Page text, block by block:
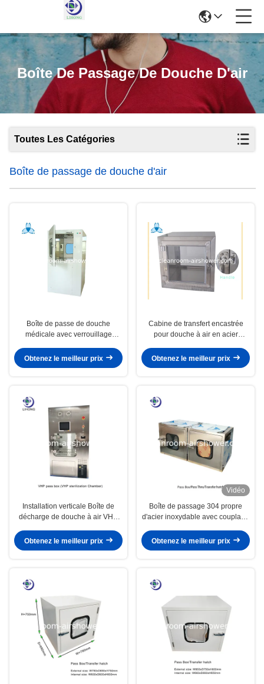
Boîte De Passage De Douche D'air
Toutes Les Catégories
Boîte de passage de douche d'air
Boîte de passe de douche
médicale avec verrouillage
Obtenez le meilleur prix
Cabine de transfert encastrée
pour douche à air en acier
Obtenez le meilleur prix
Installation verticale Boîte de
décharge de douche à air VHP
stérilisation
Obtenez le meilleur prix
Vidéo
Boîte de passage 304 propre
d'acier inoxydable avec couplage
Obtenez le meilleur prix